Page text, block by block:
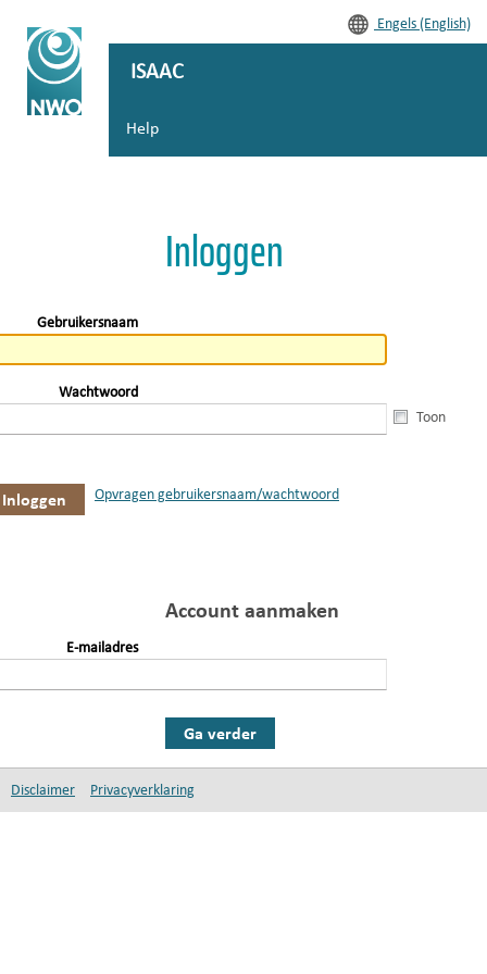
Engels (English)
ISAAC
Help
Inloggen
Gebruikersnaam
Wachtwoord
Toon
Opvragen gebruikersnaam/wachtwoord
Account aanmaken
E-mailadres
Ga verder
Disclaimer Privacyverklaring